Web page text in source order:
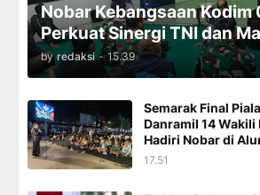
Nobar Kebangsaan Kodim
Perkuat Sinergi TNI dan
by redaksi - 15.39
Semarak Final
Danramil 14 Wakili
Hadiri Nobar di
17.51